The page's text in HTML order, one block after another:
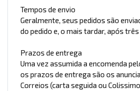
Tempos de envio
Geralmente, seus pedidos são
do pedido e, o mais tardar, após
Prazos de entrega
Uma vez assumida a encomenda
os prazos de entrega são os
Correios (carta seguida ou